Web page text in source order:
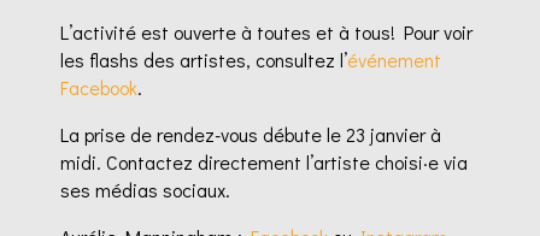
L’activité est ouverte à toutes et à tous! Pour voir
les flashs des artistes, consultez l’événement
Facebook.
La prise de rendez-vous débute le 23 janvier à
midi. Contactez directement l’artiste choisi·e via
ses médias sociaux.